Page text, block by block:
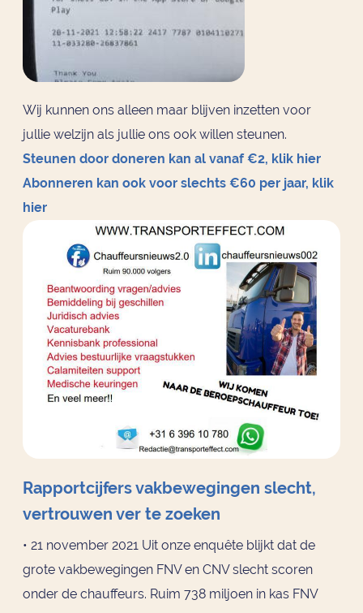
Wij kunnen ons alleen maar blijven inzetten voor
jullie welzijn als jullie ons ook willen steunen.
Steunen door doneren kan al vanaf €2, klik hier
Abonneren kan ook voor slechts €60 per jaar, klik
hier
Rapportcijfers vakbewegingen slecht,
vertrouwen ver te zoeken
• 21 november 2021 Uit onze enquête blijkt dat de
grote vakbewegingen FNV en CNV slecht scoren
onder de chauffeurs. Ruim 738 miljoen in kas FNV